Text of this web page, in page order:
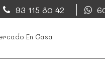
mejores mercados de
93 115 80 42
En Casa